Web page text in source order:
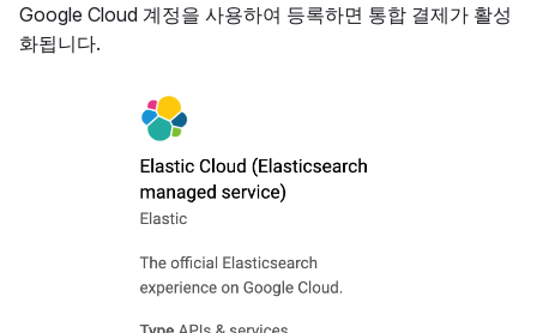
Google Cloud 계정을 사용하여 등록하면 통합 결제가 활성
화됩니다.